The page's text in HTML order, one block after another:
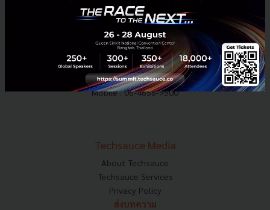
E-mail :
contact@techsauce.co
Tel : 02-001-5375
Mobile : 06-4658-9500
Techsauce Media
About Techsauce
Techsauce Services
Privacy Policy
ส่งบทความ